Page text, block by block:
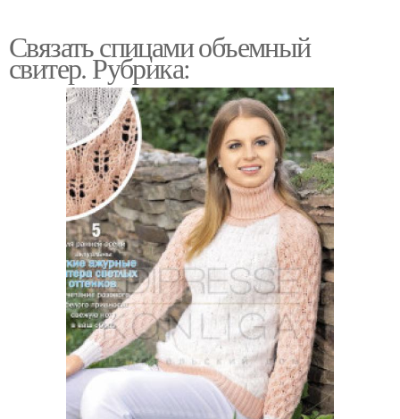
Связать спицами объемный
свитер. Рубрика: